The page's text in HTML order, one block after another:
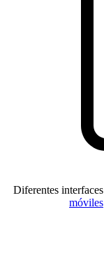
Diferentes
móviles